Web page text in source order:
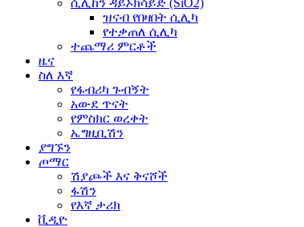
ሲሊከን ዳይኦክሳይድ (SiO2)
ዝናብ የበዛበት ሲሊካ
የተቃጠለ ሲሊካ
ተጨማሪ ምርቶች
ዜና
ስለ እኛ
የፋብሪካ ጉብኝት
አውደ ጥናት
የምስክር ወረቀት
ኤግዚቢሽን
ያግኙን
ጦማር
ሽያጮች እና ቅናሾች
ፋሽን
የእኛ ታሪክ
ቪዲዮ